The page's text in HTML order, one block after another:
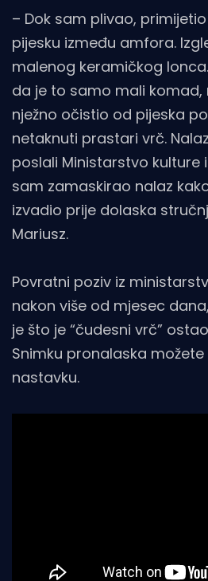
– Dok sam plivao,
pijesku između amfora.
malenog keramičkog
da je to samo mali
nježno očistio od pijeska
netaknuti prastari vrč.
poslali Ministarstvo kulture
sam zamaskirao nalaz
izvadio prije dolaska
Mariusz.
Povratni poziv iz
nakon više od mjesec
je što je “čudesni vrč”
Snimku pronalaska
nastavku.